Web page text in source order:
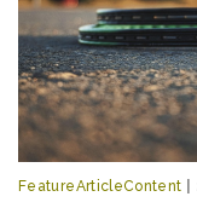
FeatureArticleContent